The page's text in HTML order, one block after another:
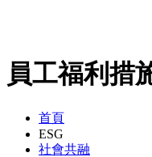
員工福利措
首頁
ESG
社會共融